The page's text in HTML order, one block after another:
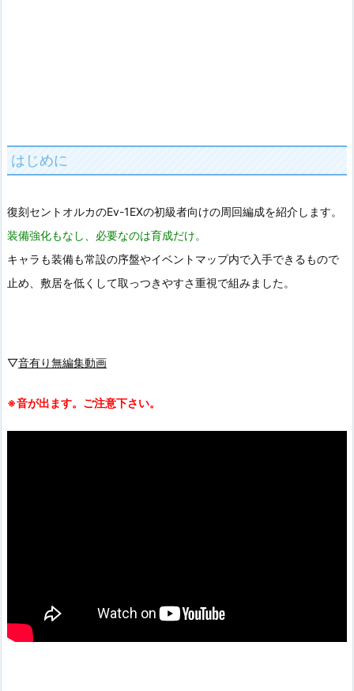
はじめに
復刻セントオルカのEv-1EXの初級者向けの周回編成を紹介します。
装備強化もなし、必要なのは育成だけ。
キャラも装備も常設の序盤やイベントマップ内で入手できるもので
止め、敷居を低くして取っつきやすさ重視で組みました。
▽音有り無編集動画
※音が出ます。ご注意下さい。